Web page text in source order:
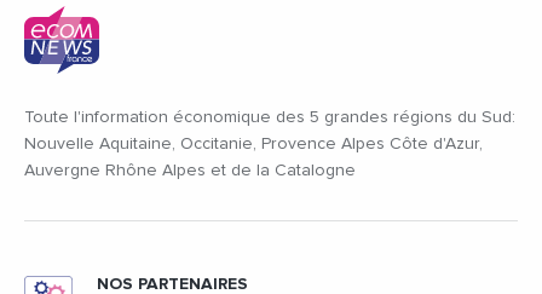
Toute l'information économique des 5 grandes régions du Sud:
Nouvelle Aquitaine, Occitanie, Provence Alpes Côte d'Azur,
Auvergne Rhône Alpes et de la Catalogne
NOS PARTENAIRES